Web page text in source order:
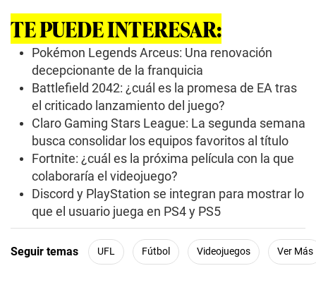
s
o
d
TE PUEDE INTERESAR:
Pokémon Legends Arceus: Una renovación
decepcionante de la franquicia
Battlefield 2042: ¿cuál es la promesa de EA tras
el criticado lanzamiento del juego?
Claro Gaming Stars League: La segunda semana
busca consolidar los equipos favoritos al título
Fortnite: ¿cuál es la próxima película con la que
colaboraría el videojuego?
Discord y PlayStation se integran para mostrar lo
que el usuario juega en PS4 y PS5
Seguir temas UFL Fútbol Videojuegos Ver Más